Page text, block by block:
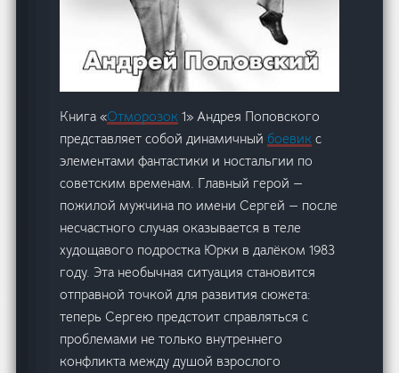
Книга «Отморозок 1» Андрея Поповского
представляет собой динамичный боевик с
элементами фантастики и ностальгии по
советским временам. Главный герой —
пожилой мужчина по имени Сергей — после
несчастного случая оказывается в теле
худощавого подростка Юрки в далёком 1983
году. Эта необычная ситуация становится
отправной точкой для развития сюжета:
теперь Сергею предстоит справляться с
проблемами не только внутреннего
конфликта между душой взрослого